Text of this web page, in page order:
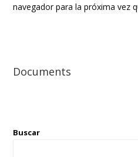
navegador para la próxima vez
Documents
Buscar